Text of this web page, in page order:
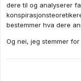
dere til og analyserer
bestemmer hva dere
Og nei, jeg stemmer